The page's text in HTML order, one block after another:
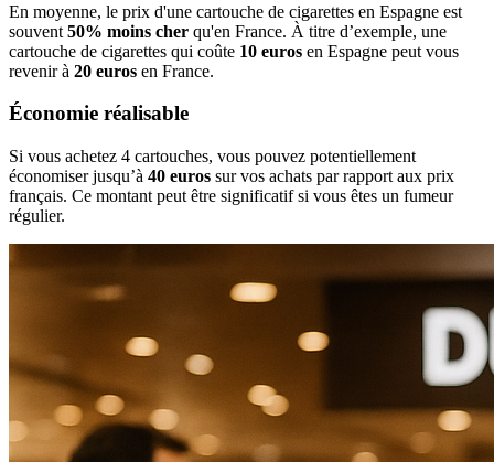
En moyenne, le prix d'une cartouche de cigarettes en Espagne est
souvent 50% moins cher qu'en France. À titre d’exemple, une
cartouche de cigarettes qui coûte 10 euros en Espagne peut vous
revenir à 20 euros en France.
Économie réalisable
Si vous achetez 4 cartouches, vous pouvez potentiellement
économiser jusqu’à 40 euros sur vos achats par rapport aux prix
français. Ce montant peut être significatif si vous êtes un fumeur
régulier.